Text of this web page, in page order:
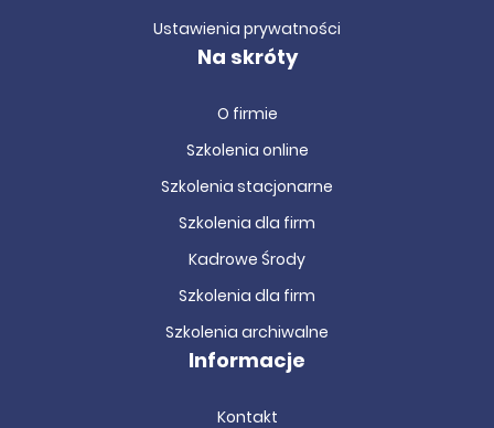
Ustawienia prywatności
Na skróty
O firmie
Szkolenia online
Szkolenia stacjonarne
Szkolenia dla firm
Kadrowe Środy
Szkolenia dla firm
Szkolenia archiwalne
Informacje
Kontakt